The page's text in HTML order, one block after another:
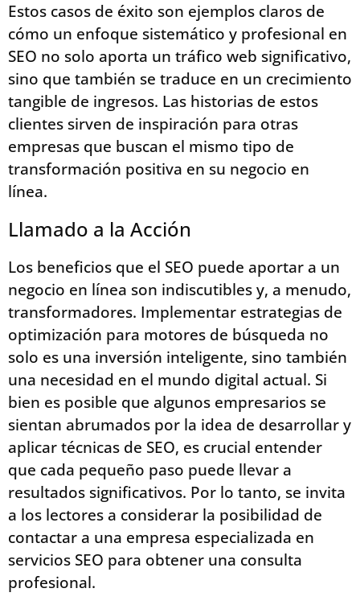
Estos casos de éxito son ejemplos claros de
cómo un enfoque sistemático y profesional en
SEO no solo aporta un tráfico web significativo,
sino que también se traduce en un crecimiento
tangible de ingresos. Las historias de estos
clientes sirven de inspiración para otras
empresas que buscan el mismo tipo de
transformación positiva en su negocio en
línea.
Llamado a la Acción
Los beneficios que el SEO puede aportar a un
negocio en línea son indiscutibles y, a menudo,
transformadores. Implementar estrategias de
optimización para motores de búsqueda no
solo es una inversión inteligente, sino también
una necesidad en el mundo digital actual. Si
bien es posible que algunos empresarios se
sientan abrumados por la idea de desarrollar y
aplicar técnicas de SEO, es crucial entender
que cada pequeño paso puede llevar a
resultados significativos. Por lo tanto, se invita
a los lectores a considerar la posibilidad de
contactar a una empresa especializada en
servicios SEO para obtener una consulta
profesional.